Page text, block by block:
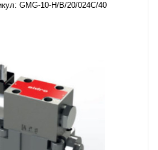
GMG-10-H/B/20/024C/40